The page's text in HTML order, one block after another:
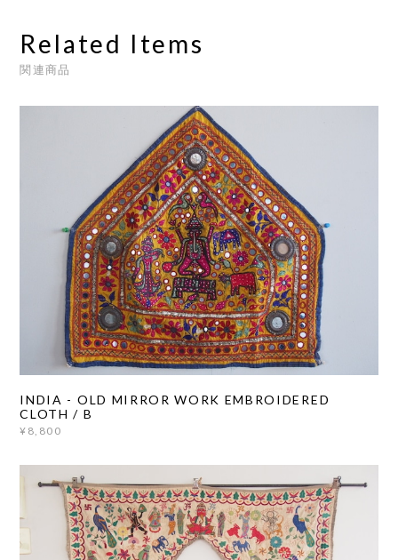
Related Items
関連商品
INDIA - OLD MIRROR WORK EMBROIDERED
CLOTH / B
¥8,800